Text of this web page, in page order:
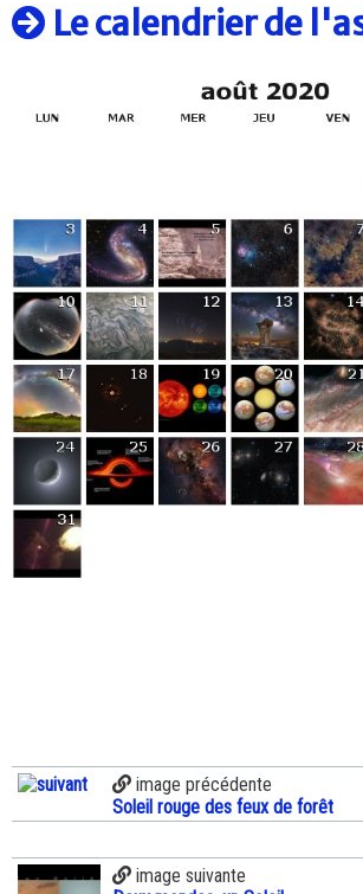
Le calendrier de
image précédente
Soleil rouge des feux de forêt
image suivante